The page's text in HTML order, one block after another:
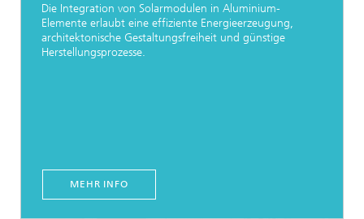
Die Integration von Solarmodulen in Aluminium-
Elemente erlaubt eine effiziente Energieerzeugung,
architektonische Gestaltungsfreiheit und günstige
Herstellungsprozesse.
MEHR INFO